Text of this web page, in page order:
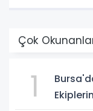
Çok
1